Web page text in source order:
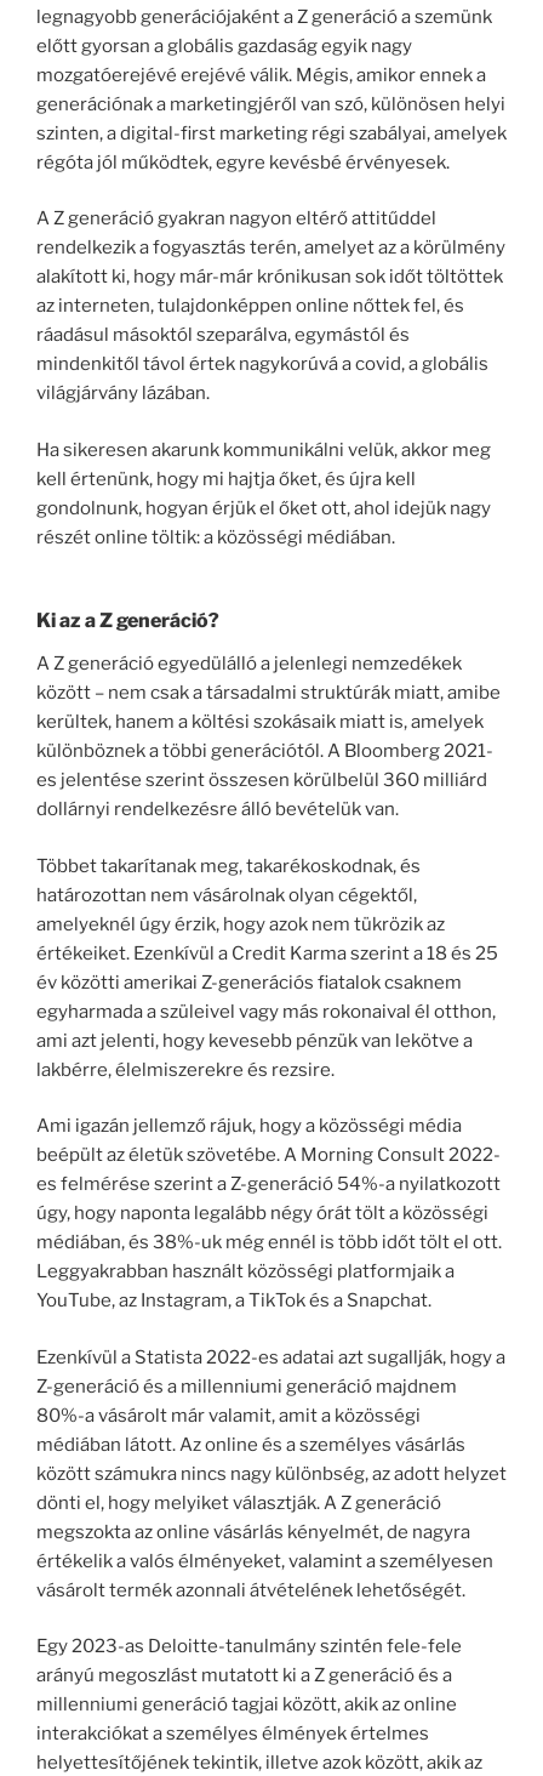
legnagyobb generációjaként a Z generáció a szemünk
előtt gyorsan a globális gazdaság egyik nagy
mozgatóerejévé erejévé válik. Mégis, amikor ennek a
generációnak a marketingjéről van szó, különösen helyi
szinten, a digital-first marketing régi szabályai, amelyek
régóta jól működtek, egyre kevésbé érvényesek.
A Z generáció gyakran nagyon eltérő attitűddel
rendelkezik a fogyasztás terén, amelyet az a körülmény
alakított ki, hogy már-már krónikusan sok időt töltöttek
az interneten, tulajdonképpen online nőttek fel, és
ráadásul másoktól szeparálva, egymástól és
mindenkitől távol értek nagykorúvá a covid, a globális
világjárvány lázában.
Ha sikeresen akarunk kommunikálni velük, akkor meg
kell értenünk, hogy mi hajtja őket, és újra kell
gondolnunk, hogyan érjük el őket ott, ahol idejük nagy
részét online töltik: a közösségi médiában.
Ki az a Z generáció?
A Z generáció egyedülálló a jelenlegi nemzedékek
között – nem csak a társadalmi struktúrák miatt, amibe
kerültek, hanem a költési szokásaik miatt is, amelyek
különböznek a többi generációtól. A Bloomberg 2021-
es jelentése szerint összesen körülbelül 360 milliárd
dollárnyi rendelkezésre álló bevételük van.
Többet takarítanak meg, takarékoskodnak, és
határozottan nem vásárolnak olyan cégektől,
amelyeknél úgy érzik, hogy azok nem tükrözik az
értékeiket. Ezenkívül a Credit Karma szerint a 18 és 25
év közötti amerikai Z-generációs fiatalok csaknem
egyharmada a szüleivel vagy más rokonaival él otthon,
ami azt jelenti, hogy kevesebb pénzük van lekötve a
lakbérre, élelmiszerekre és rezsire.
Ami igazán jellemző rájuk, hogy a közösségi média
beépült az életük szövetébe. A Morning Consult 2022-
es felmérése szerint a Z-generáció 54%-a nyilatkozott
úgy, hogy naponta legalább négy órát tölt a közösségi
médiában, és 38%-uk még ennél is több időt tölt el ott.
Leggyakrabban használt közösségi platformjaik a
YouTube, az Instagram, a TikTok és a Snapchat.
Ezenkívül a Statista 2022-es adatai azt sugallják, hogy a
Z-generáció és a millenniumi generáció majdnem
80%-a vásárolt már valamit, amit a közösségi
médiában látott. Az online és a személyes vásárlás
között számukra nincs nagy különbség, az adott helyzet
dönti el, hogy melyiket választják. A Z generáció
megszokta az online vásárlás kényelmét, de nagyra
értékelik a valós élményeket, valamint a személyesen
vásárolt termék azonnali átvételének lehetőségét.
Egy 2023-as Deloitte-tanulmány szintén fele-fele
arányú megoszlást mutatott ki a Z generáció és a
millenniumi generáció tagjai között, akik az online
interakciókat a személyes élmények értelmes
helyettesítőjének tekintik, illetve azok között, akik az